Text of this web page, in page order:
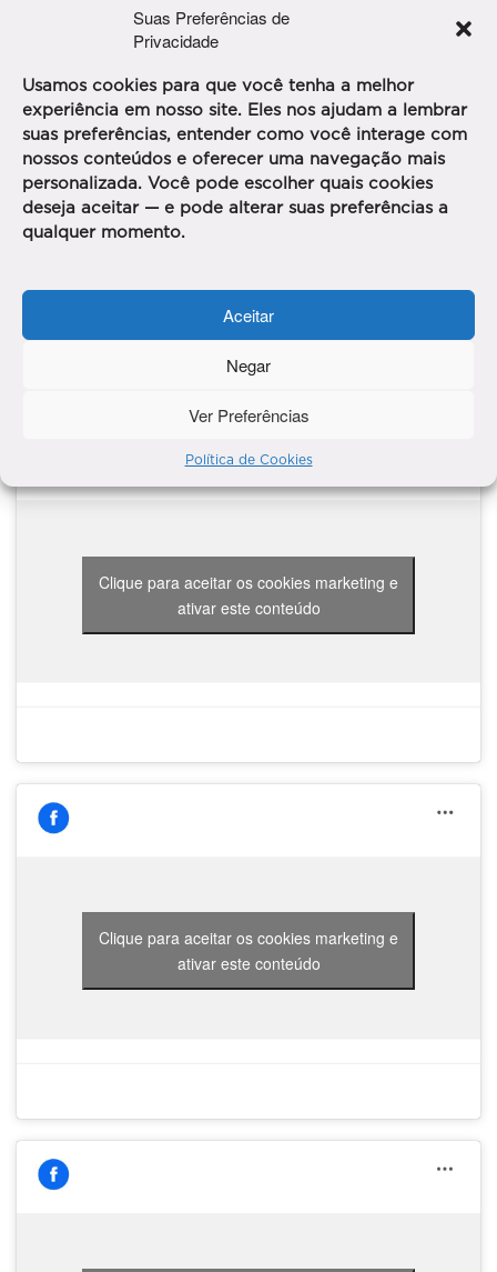
Suas Preferências de
Privacidade
Usamos cookies para que você tenha a melhor
experiência em nosso site. Eles nos ajudam a lembrar
suas preferências, entender como você interage com
nossos conteúdos e oferecer uma navegação mais
personalizada. Você pode escolher quais cookies
deseja aceitar — e pode alterar suas preferências a
qualquer momento.
Aceitar
Negar
Ver Preferências
Política de Cookies
Clique para aceitar os cookies marketing e
Clique para aceitar os cookies marketing e
ativar este conteúdo
Clique para aceitar os cookies marketing e
ativar este conteúdo